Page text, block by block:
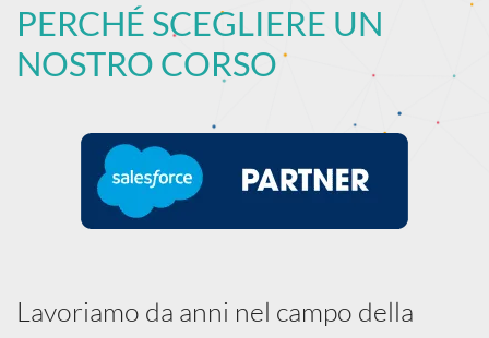
PERCHÉ SCEGLIERE UN
NOSTRO CORSO
Lavoriamo da anni nel campo della